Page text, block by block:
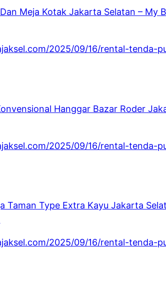
Meja Kotak Jakarta Selatan – My
2025/09/16/rental-tenda-
Hanggar Bazar Roder
2025/09/16/rental-tenda-
Taman Type Extra Kayu Jakarta
2025/09/16/rental-tenda-